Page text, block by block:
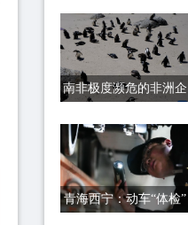
南非极度濒危的非洲企
青海西宁：动车“体检”